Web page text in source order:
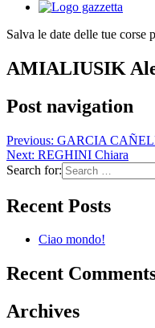
Salva le date delle tue corse
AMIALIUSIK
Post navigation
Previous: GARCIA
Next: REGHINI Chiara
Search for:
Recent Posts
Ciao mondo!
Recent
Archives